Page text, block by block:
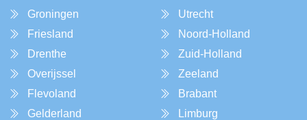
Groningen
Friesland
Drenthe
Overijssel
Flevoland
Gelderland
Utrecht
Noord-Holland
Zuid-Holland
Zeeland
Brabant
Limburg